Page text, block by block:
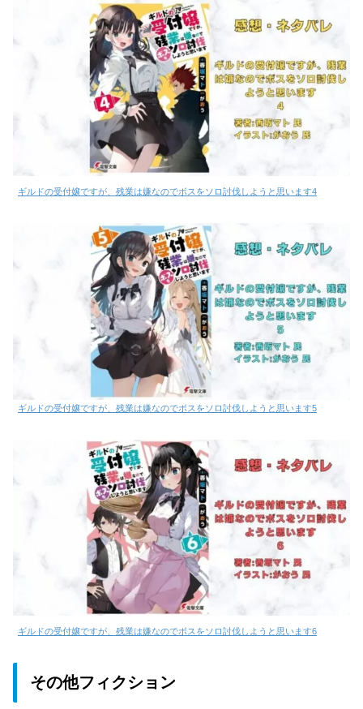
ギルドの受付嬢ですが、残業は嫌なのでボスをソロ討伐しようと思います4
ギルドの受付嬢ですが、残業は嫌なのでボスをソロ討伐しようと思います5
ギルドの受付嬢ですが、残業は嫌なのでボスをソロ討伐しようと思います6
その他フィクション